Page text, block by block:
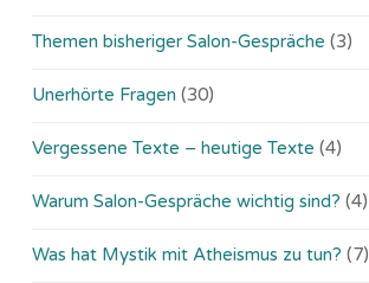
Themen bisheriger Salon-Gespräche (3)
Unerhörte Fragen (30)
Vergessene Texte – heutige Texte (4)
Warum Salon-Gespräche wichtig sind? (4)
Was hat Mystik mit Atheismus zu tun? (7)